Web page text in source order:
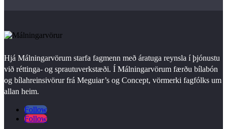
Hjá Málningarvörum starfa fagmenn með áratuga reynsla í þjónustu
við réttinga- og sprautuverkstæði. Í Málningarvörum færðu bílabón
og bílahreinsivörur frá Meguiar’s og Concept, vörmerki fagfólks um
allan heim.
Follow
Follow